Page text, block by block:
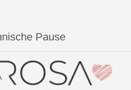
Pause